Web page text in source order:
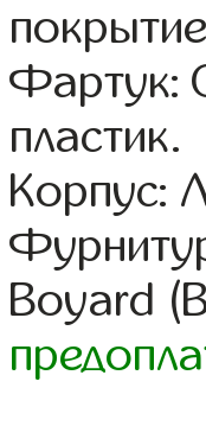
Фартук:
пластик.
Корпус:
Boyard